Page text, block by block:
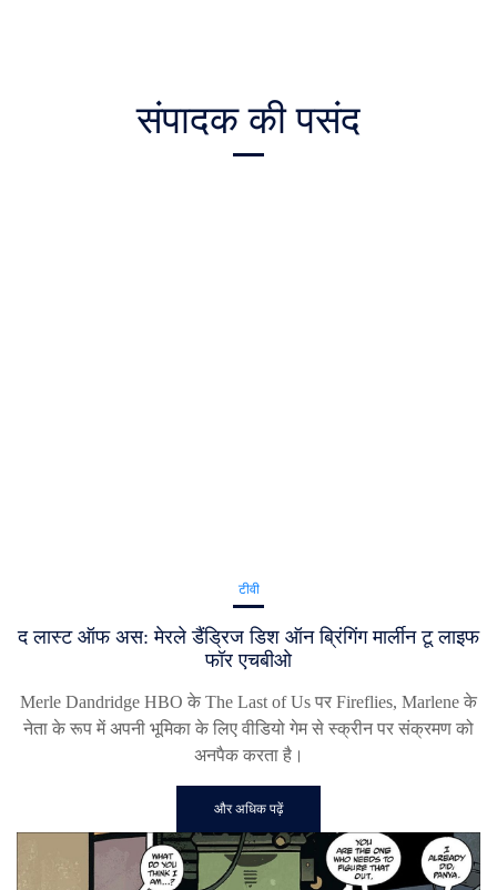
संपादक की पसंद
टीवी
द लास्ट ऑफ अस: मेरले डैंड्रिज डिश ऑन ब्रिंगिंग मार्लीन टू लाइफ
फॉर एचबीओ
Merle Dandridge HBO के The Last of Us पर Fireflies, Marlene के
नेता के रूप में अपनी भूमिका के लिए वीडियो गेम से स्क्रीन पर संक्रमण को
अनपैक करता है।
और अधिक पढ़ें